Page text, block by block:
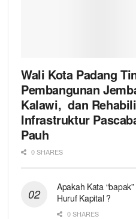
Wali Kota Padang
Pembangunan
Kalawi, dan
Infrastruktur
Pauh
0 SHARES
Apakah Kata
Huruf Kapital ?
0 SHARES